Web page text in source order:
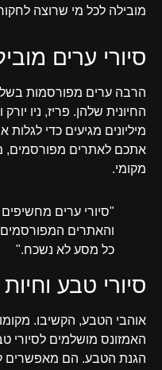
מובילה לכל מי שרוצה
סיורי ערים
הרבה ערים מפורסמות
החיונית שלהן. פריז, ניו
מיליונים מגיעים כדי
אתכם לאתרים מפורסמים,
מקומי.
"סיורי ערים
והאתרים המפורסמים
כל מסע לא נשכח."
סיורי טבע
אוהבי הטבע, הקשיבו.
האמזונס מושלמים לסיורי
הגנת הטבע. הם מאפשרים